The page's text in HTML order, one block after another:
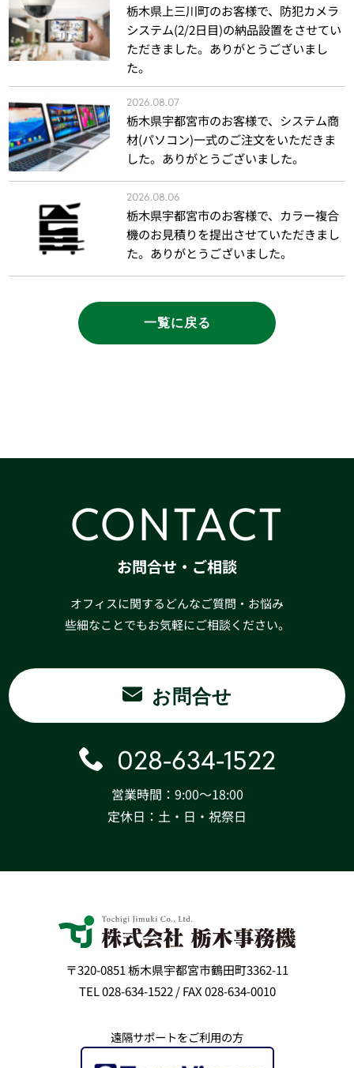
栃木県上三川町のお客様で、防犯カメラ
システム(2/2日目)の納品設置をさせてい
ただきました。ありがとうございまし
た。
2026.08.07
栃木県宇都宮市のお客様で、システム商
材(パソコン)一式のご注文をいただきま
した。ありがとうございました。
2026.08.06
栃木県宇都宮市のお客様で、カラー複合
機のお見積りを提出させていただきまし
た。ありがとうございました。
一覧に戻る
CONTACT
お問合せ・ご相談
オフィスに関するどんなご質問・お悩み
些細なことでもお気軽にご相談ください。
お問合せ
028-634-1522
営業時間：9:00〜18:00
定休日：土・日・祝祭日
〒320-0851 栃木県宇都宮市鶴田町3362-11
TEL 028-634-1522 / FAX 028-634-0010
遠隔サポートをご利用の方